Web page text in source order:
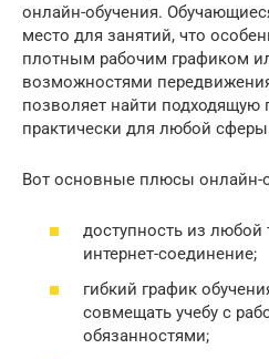
онлайн-обучения.
место для занятий, что
плотным рабочим графиком
возможностями
позволяет найти подходящую
практически для любой сферы
Вот основные плюсы онлайн-
доступность из любой
интернет-соединение;
гибкий график
совмещать учебу с
обязанностями;